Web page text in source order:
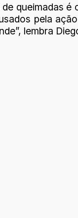
queimadas
pela
lembra